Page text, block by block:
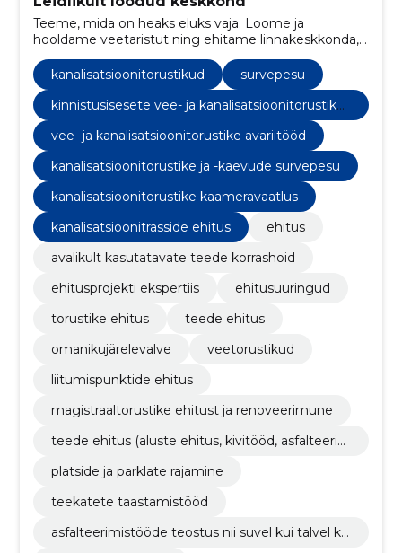
Teeme, mida on heaks eluks vaja. Loome ja
hooldame veetaristut ning ehitame linnakeskkonda,
mis on kaasaegne, keskkonnasäästlik ja tulevikku
vaatav.
kanalisatsioonitorustikud
survepesu
kinnistusisesete vee- ja kanalisatsioonitorustike
vee- ja kanalisatsioonitorustike avariitööd
kanalisatsioonitorustike ja -kaevude survepesu
kanalisatsioonitorustike kaameravaatlus
kanalisatsioonitrasside ehitus
ehitus
avalikult kasutatavate teede korrashoid
ehitusprojekti ekspertiis
ehitusuuringud
torustike ehitus
teede ehitus
omanikujärelevalve
veetorustikud
liitumispunktide ehitus
magistraaltorustike ehitust ja renoveerimune
teede ehitus (aluste ehitus, kivitööd, asfalteerim
platside ja parklate rajamine
teekatete taastamistööd
asfalteerimistööde teostus nii suvel kui talvel ko